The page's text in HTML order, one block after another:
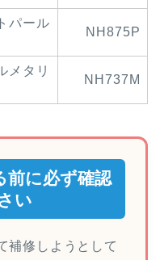
パール
NH875P
メタリ
NH737M
前に必ず確認
い
補修しようとして